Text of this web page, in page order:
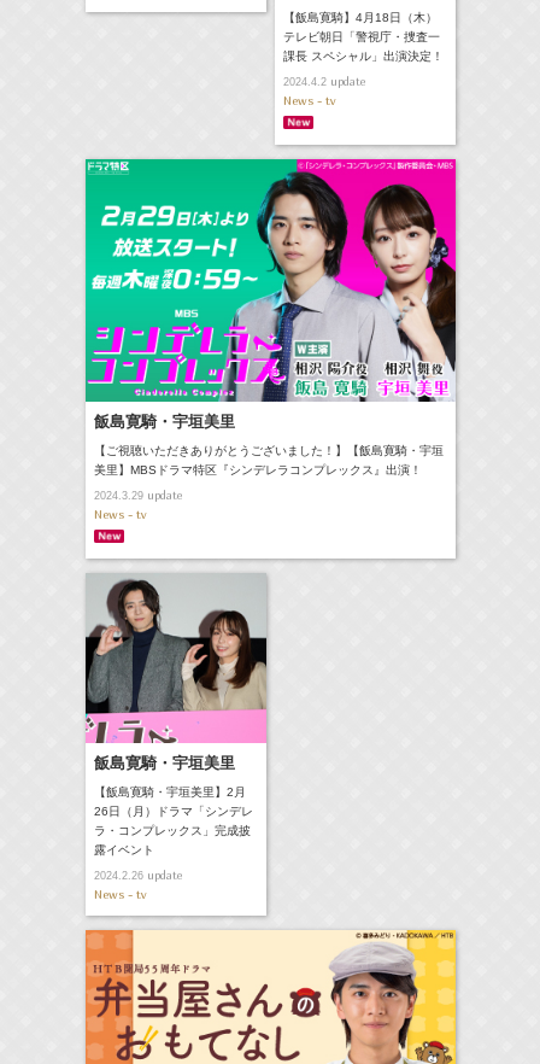
【飯島寛騎】4月18日（木）
テレビ朝日「警視庁・捜査一
課長 スペシャル」出演決定！
2024.4.2update
News - tv
飯島寛騎・宇垣美里
【ご視聴いただきありがとうございました！】【飯島寛騎・宇垣
美里】MBSドラマ特区『シンデレラコンプレックス』出演！
2024.3.29update
News - tv
飯島寛騎・宇垣美里
【飯島寛騎・宇垣美里】2月
26日（月）ドラマ「シンデレ
ラ・コンプレックス」完成披
露イベント
2024.2.26update
News - tv